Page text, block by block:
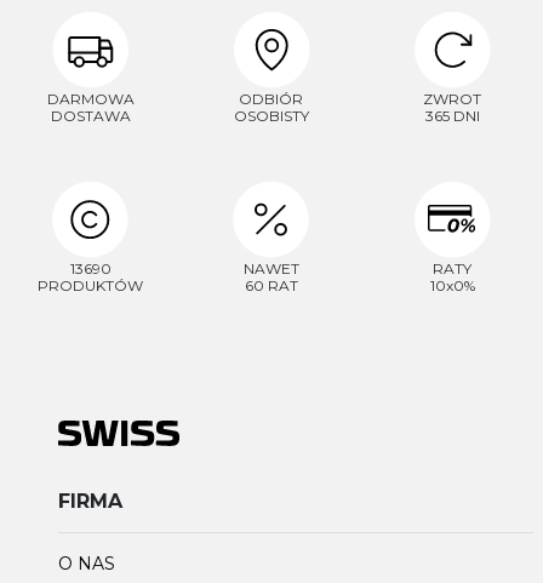
DARMOWA
DOSTAWA
ODBIÓR
OSOBISTY
ZWROT
365 DNI
13690
PRODUKTÓW
NAWET
60 RAT
RATY
10x0%
FIRMA
O NAS